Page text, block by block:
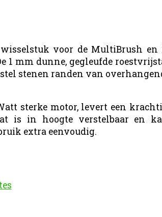
voor de MultiBrush en
1 mm dunne, gegleufde
stenen randen van
sterke motor, levert een
is in hoogte verstelbaar en
extra eenvoudig.